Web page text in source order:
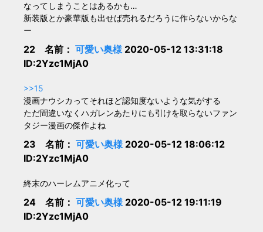
なってしまうことはあるかも…
新装版とか豪華版も出せば売れるだろうに作らないからな
ー
22 名前： 可愛い奥様2020-05-12 13:31:18
ID:2Yzc1MjA0
>>15
漫画ナウシカってそれほど認知度ないような気がする
ただ間違いなくハガレンあたりにも引けを取らないファン
タジー漫画の傑作よね
23 名前： 可愛い奥様2020-05-12 18:06:12
ID:2Yzc1MjA0
終末のハーレムアニメ化って
24 名前： 可愛い奥様2020-05-12 19:11:19
ID:2Yzc1MjA0